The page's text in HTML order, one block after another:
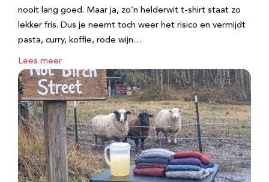
nooit lang goed. Maar ja, zo’n helderwit t-shirt staat zo
lekker fris. Dus je neemt toch weer het risico en vermijdt
pasta, curry, koffie, rode wijn…
Lees meer